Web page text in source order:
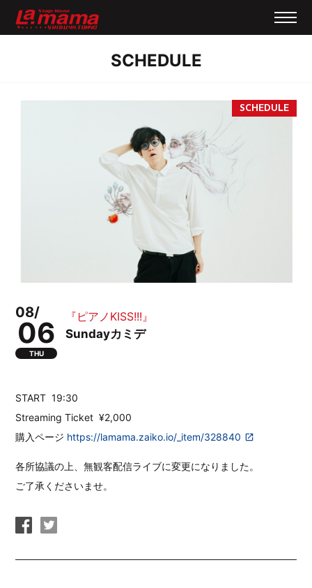
SCHEDULE
08/
06
THU
『ピアノKISS!!!』
Sundayカミデ
START 19:30
Streaming Ticket ¥2,000
購入ページ https://lamama.zaiko.io/_item/328840
各所協議の上、無観客配信ライブに変更になりました。
ご了承くださいませ。